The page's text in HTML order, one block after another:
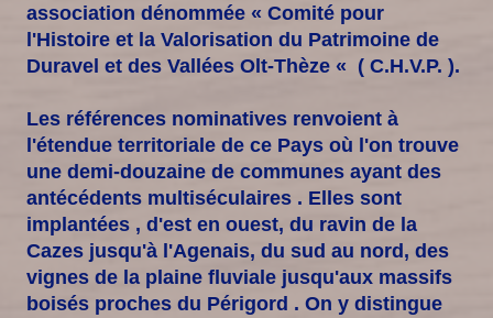
association dénommée « Comité pour
l'Histoire et la Valorisation du Patrimoine de
Duravel et des Vallées Olt-Thèze « ( C.H.V.P. ).
Les références nominatives renvoient à
l'étendue territoriale de ce Pays où l'on trouve
une demi-douzaine de communes ayant des
antécédents multiséculaires . Elles sont
implantées , d'est en ouest, du ravin de la
Cazes jusqu'à l'Agenais, du sud au nord, des
vignes de la plaine fluviale jusqu'aux massifs
boisés proches du Périgord . On y distingue